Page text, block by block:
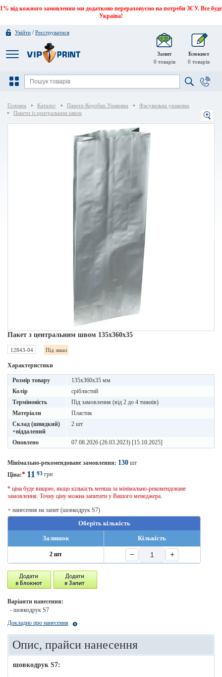
1% від кожного замовлення ми додатково перераховуємо на потреби ЗСУ. Все буде
Україна!
Увійти /Реєструватися
Запит
0 товарів
Блокнот
0 товарів
Головна Каталог Пакети Коробки Упаковка
Фасувальна упаковка
Пакети із центральним швом
Пакет з центральним швом 135х360х35
12843-04 Під заказ
Характеристики
Розмір товару
135х360х35 мм
Колір
сріблястий
Терміновість
Під замовлення (від 2 до 4 тижнів)
Матеріали
Пластик
Склад (швидкий)
+віддалений
2 шт
Оновлено 07.08.2026 (26.03.2023) [15.10.2025]
Мінімально-рекомендоване замовлення: 130 шт
Ціна:* 11 93 грн
* ціна буде вищою, якщо кількість менша за мінімально-рекомендоване
замовлення. Точну ціну можна запитати у Вашого менеджера.
+ нанесення на запит (шовкодрук S7)
Оберіть кількість
Залишок
Кількість
2 шт − +
Варіанти нанесення:
- шовкодрук S7
Докладно про нанесення
Опис, прайси нанесення
шовкодрук S7: